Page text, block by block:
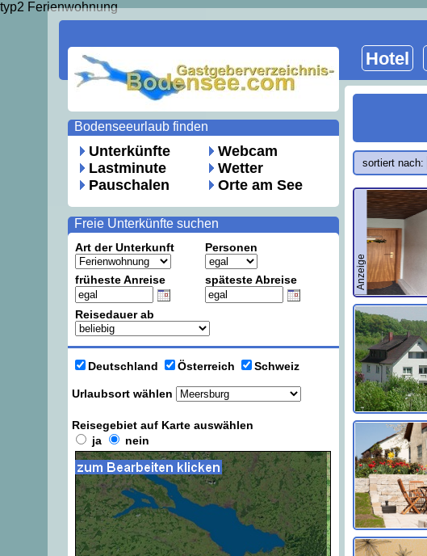
typ2 Ferienwohnung
Unterkünfte
Lastminute
Pauschalen
Webcam
Wetter
Orte am See
Bodenseeurlaub finden
Art der Unterkunft Personen
früheste Anreise späteste Abreise
Reisedauer ab
Urlaubsort wählen
Deutschland Österreich Schweiz
Reisegebiet auf Karte auswählen
ja
nein
Freie Unterkünfte suchen
Hotel
sortiert nach:
Anzeige